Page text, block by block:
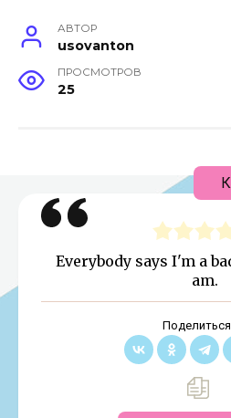
АВТОР
usovanton
ПРОСМОТРОВ
25
Everybody says I'm a
am.